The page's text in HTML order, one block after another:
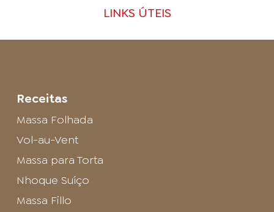
LINKS ÚTEIS
Receitas
Massa Folhada
Vol-au-Vent
Massa para Torta
Nhoque Suíço
Massa Fillo